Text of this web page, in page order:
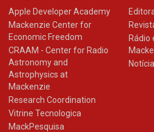
Apple Developer Academy
Mackenzie Center for
Economic Freedom
CRAAM - Center for Radio
Astronomy and
Astrophysics at
Mackenzie
Research Coordination
Vitrine Tecnologica
MackPesquisa
Rádio